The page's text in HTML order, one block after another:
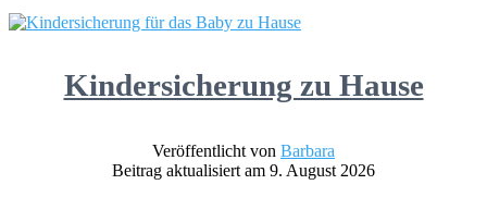
Kindersicherung zu Hause
Veröffentlicht von Barbara
Beitrag aktualisiert am 9. August 2026